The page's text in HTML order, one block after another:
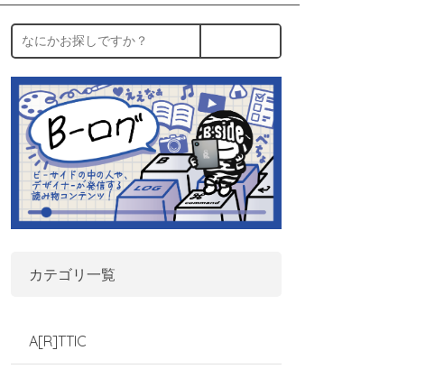
カテゴリ一覧
A[R]TTIC